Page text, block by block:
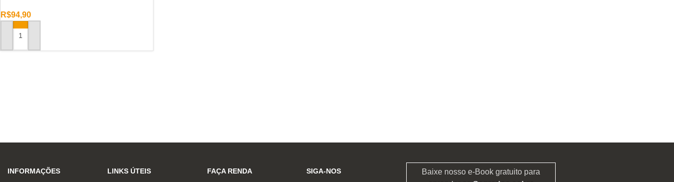
R$94,90
ADICIONAR AO CARRINHO
INFORMAÇÕES LINKS ÚTEIS FAÇA RENDA SIGA-NOS
Baixe nosso e-Book gratuito para